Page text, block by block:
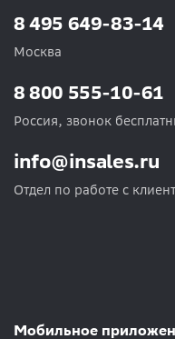
8 495 649-83-14
Москва
info@insales.ru
Отдел по работе с
8 800 555-10-61
Россия, звонок
Мобильное